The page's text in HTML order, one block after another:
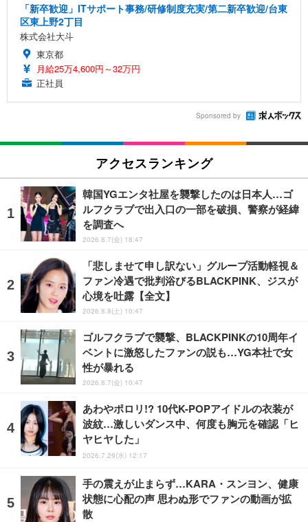
「新卒歓迎」ITサポート事務/研修制度充実/第二新卒歓迎/台東
区東上野2丁目
株式会社大斗
東京都
月給25万4,600円～32万円
正社員
Sponsored by
アクセスランキング
韓国YGエンタ社屋を襲撃したのは日本人…ゴ
ルフクラブで出入口の一部を破損、警察が経緯
を調査へ
2026.8.7(金) 18:47
「悲しませて申し訳ない」グループ活動軽視＆
ファン冷遇で批判浴びるBLACKPINK、ジスが
心境を吐露【全文】
2026.8.8(土) 10:47
ゴルフクラブで襲撃、BLACKPINKの10周年イ
ベントに激怒したファンの説も…YG本社で女
性が暴れる
2026.8.7(金) 10:47
あわやポロリ!? 10代K-POPアイドルの衣装が
波紋…激しいダンス中、何度も胸元を確認「ヒ
ヤヒヤした」
2026.7.29(水) 12:17
手の震えが止まらず…KARA・スンヨン、健康
状態に心配の声 思わぬ形でファンの動画が拡
散